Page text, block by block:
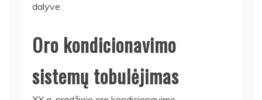
dalyve.
Oro kondicionavimo
sistemų tobulėjimas